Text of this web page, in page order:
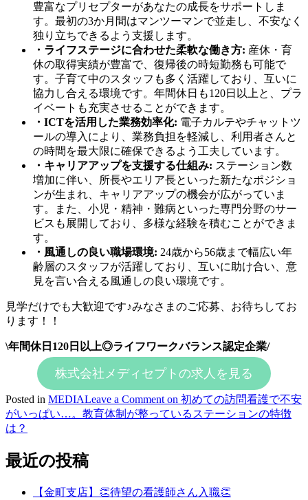
豊富なプリセプターがあなたの成長をサポートしま
す。最初の3か月間はマンツーマンで並走し、不安なく
独り立ちできるよう支援します。
・ライフステージに合わせた柔軟な働き方: 産休・育
休の取得実績が豊富で、復帰後の時短勤務も可能で
す。子育て中のスタッフも多く活躍しており、互いに
協力し合える環境です。年間休日も120日以上と、プラ
イベートも充実させることができます。
・ICTを活用した業務効率化: 電子カルテやチャットツ
ールの導入により、業務負担を軽減し、利用者さんと
の時間を最大限に確保できるよう工夫しています。
・キャリアアップを支援する仕組み: ステーション数
増加に伴い、所長やエリア長といった新たなポジショ
ンが生まれ、キャリアアップの機会が広がっていま
す。また、小児・精神・難病といった専門分野のサー
ビスも展開しており、多様な経験を積むことができま
す。
・風通しの良い職場環境: 24歳から56歳まで幅広い年
齢層のスタッフが活躍しており、互いに助け合い、意
見を言い合える風通しの良い環境です。
見学だけでも大歓迎です♪みなさまのご応募、お待ちしてお
ります！！
\年間休日120日以上◎ライフワークバランス認定企業/
株式会社メディセプトの求人を見る
Posted in MEDIALeave a Comment on 初めての訪問看護で不安
がいっぱい…。教育体制が整っているステーションの特徴
は？
最近の投稿
【金町支店】👏待望の看護師さん入職👏